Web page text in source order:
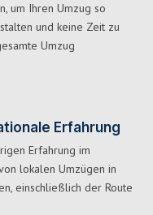
um Ihren Umzug so
und keine Zeit zu
Umzug
Erfahrung
Erfahrung im
lokalen Umzügen in
einschließlich der Route